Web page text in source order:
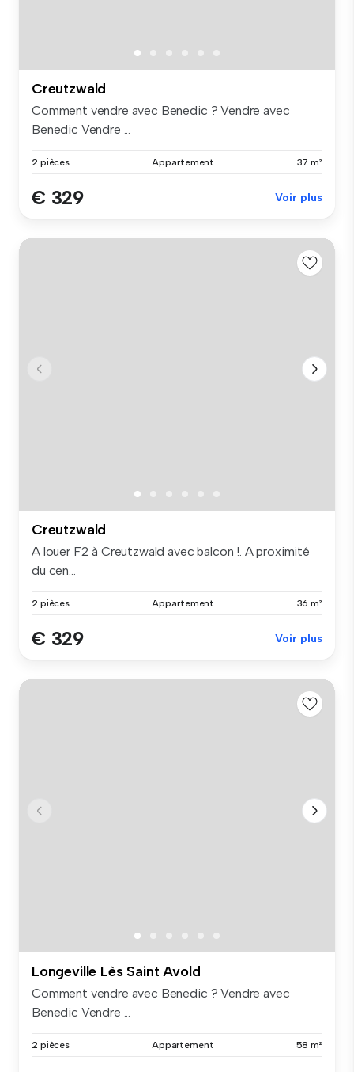
Creutzwald
Comment vendre avec Benedic ? Vendre avec
Benedic Vendre ...
2 pièces Appartement 37 m²
€ 329 Voir plus
Creutzwald
A louer F2 à Creutzwald avec balcon !. A proximité
du cen...
2 pièces Appartement 36 m²
€ 329 Voir plus
Longeville Lès Saint Avold
Comment vendre avec Benedic ? Vendre avec
Benedic Vendre ...
2 pièces Appartement 58 m²